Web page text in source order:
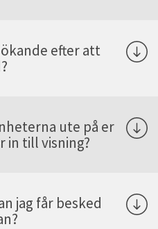
efter att
ute på er
in till visning?
jag får besked